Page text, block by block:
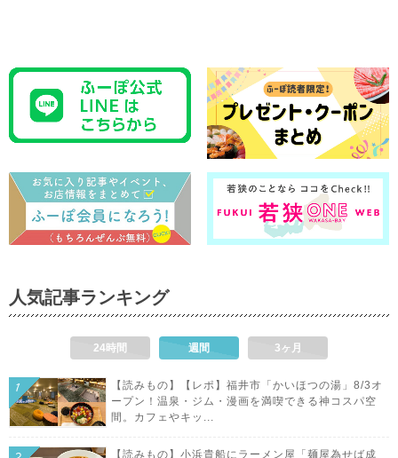
人気記事ランキング
24時間 週間 3ヶ月
【読みもの】【レポ】福井市「かいほつの湯」8/3オ
ープン！温泉・ジム・漫画を満喫できる神コスパ空
間。カフェやキッ...
【読みもの】小浜貴船にラーメン屋「麺屋為せば成